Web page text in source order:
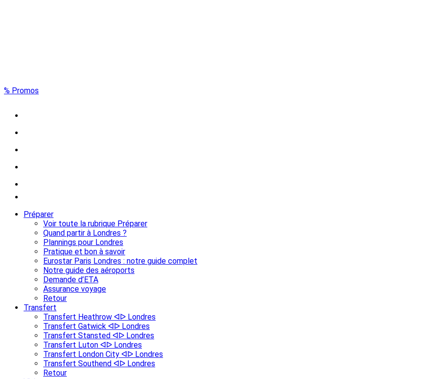
% Promos
Préparer
Voir toute la rubrique Préparer
Quand partir à Londres ?
Plannings pour Londres
Pratique et bon à savoir
Eurostar Paris Londres : notre guide complet
Notre guide des aéroports
Demande d’ETA
Assurance voyage
Retour
Transfert
Transfert Heathrow ᐊᐅ Londres
Transfert Gatwick ᐊᐅ Londres
Transfert Stansted ᐊᐅ Londres
Transfert Luton ᐊᐅ Londres
Transfert London City ᐊᐅ Londres
Transfert Southend ᐊᐅ Londres
Retour